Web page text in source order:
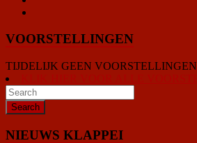
VOORSTELLINGEN
TIJDELIJK GEEN VOORSTELLINGEN
NIEUWS KLAPPEI